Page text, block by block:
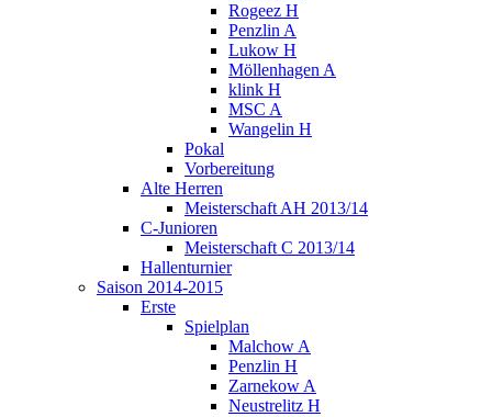
Rogeez H
Penzlin A
Lukow H
Möllenhagen A
klink H
MSC A
Wangelin H
Pokal
Vorbereitung
Alte Herren
Meisterschaft AH 2013/14
C-Junioren
Meisterschaft C 2013/14
Hallenturnier
Saison 2014-2015
Erste
Spielplan
Malchow A
Penzlin H
Zarnekow A
Neustrelitz H